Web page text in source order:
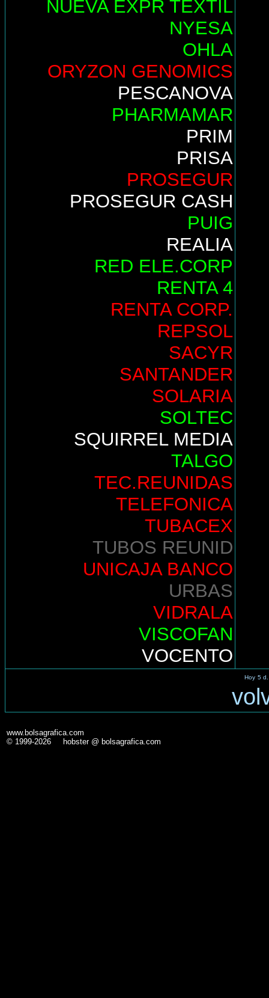
NUEVA EXPR TEXTIL
NYESA
OHLA
ORYZON GENOMICS
PESCANOVA
PHARMAMAR
PRIM
PRISA
PROSEGUR
PROSEGUR CASH
PUIG
REALIA
RED ELE.CORP
RENTA 4
RENTA CORP.
REPSOL
SACYR
SANTANDER
SOLARIA
SOLTEC
SQUIRREL MEDIA
TALGO
TEC.REUNIDAS
TELEFONICA
TUBACEX
TUBOS REUNID
UNICAJA BANCO
URBAS
VIDRALA
VISCOFAN
VOCENTO
Hoy 5 d.
www.bolsagrafica.com
© 1999-2026 hobster @ bolsagrafica.com